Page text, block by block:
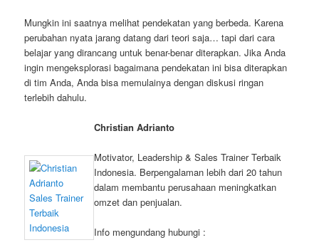
Mungkin ini saatnya melihat pendekatan yang berbeda. Karena
perubahan nyata jarang datang dari teori saja… tapi dari cara
belajar yang dirancang untuk benar-benar diterapkan. Jika Anda
ingin mengeksplorasi bagaimana pendekatan ini bisa diterapkan
di tim Anda, Anda bisa memulainya dengan diskusi ringan
terlebih dahulu.
Christian Adrianto
Motivator, Leadership & Sales Trainer Terbaik
Indonesia. Berpengalaman lebih dari 20 tahun
dalam membantu perusahaan meningkatkan
omzet dan penjualan.
Info mengundang hubungi :